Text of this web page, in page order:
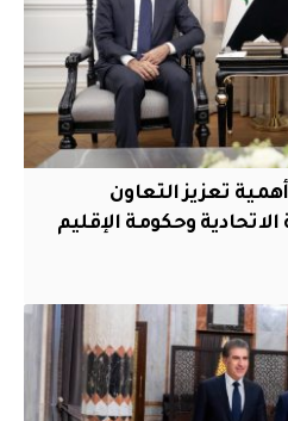
تعزيز التعاون
وحكومة الإقليم